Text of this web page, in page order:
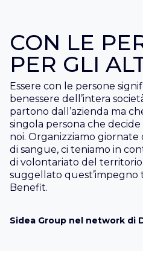
CON LE
PER GLI
Essere con le persone
benessere dell’intera
partono dall’azienda ma
singola persona che
noi. Organizziamo
di sangue, ci teniamo in
di volontariato del territorio
suggellato quest’impegno
Benefit.
Sidea Group nel network di